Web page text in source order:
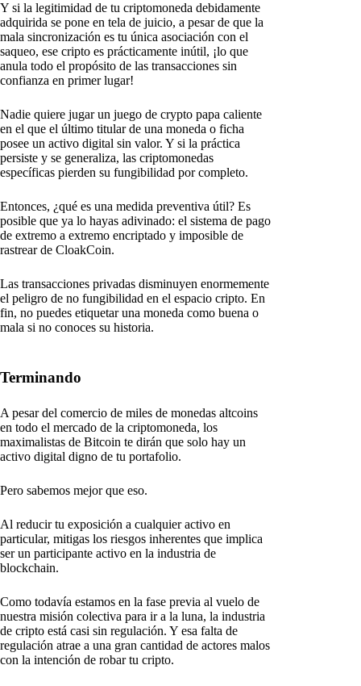
Y si la legitimidad de tu criptomoneda debidamente
adquirida se pone en tela de juicio, a pesar de que la
mala sincronización es tu única asociación con el
saqueo, ese cripto es prácticamente inútil, ¡lo que
anula todo el propósito de las transacciones sin
confianza en primer lugar!
Nadie quiere jugar un juego de crypto papa caliente
en el que el último titular de una moneda o ficha
posee un activo digital sin valor. Y si la práctica
persiste y se generaliza, las criptomonedas
específicas pierden su fungibilidad por completo.
Entonces, ¿qué es una medida preventiva útil? Es
posible que ya lo hayas adivinado: el sistema de pago
de extremo a extremo encriptado y imposible de
rastrear de CloakCoin.
Las transacciones privadas disminuyen enormemente
el peligro de no fungibilidad en el espacio cripto. En
fin, no puedes etiquetar una moneda como buena o
mala si no conoces su historia.
Terminando
A pesar del comercio de miles de monedas altcoins
en todo el mercado de la criptomoneda, los
maximalistas de Bitcoin te dirán que solo hay un
activo digital digno de tu portafolio.
Pero sabemos mejor que eso.
Al reducir tu exposición a cualquier activo en
particular, mitigas los riesgos inherentes que implica
ser un participante activo en la industria de
blockchain.
Como todavía estamos en la fase previa al vuelo de
nuestra misión colectiva para ir a la luna, la industria
de cripto está casi sin regulación. Y esa falta de
regulación atrae a una gran cantidad de actores malos
con la intención de robar tu cripto.